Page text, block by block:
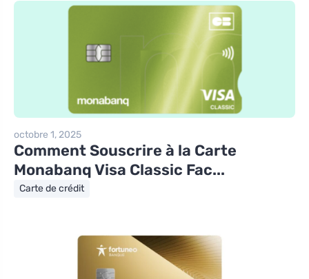
octobre 1, 2025
Comment Souscrire à la Carte
Monabanq Visa Classic Fac...
Carte de crédit